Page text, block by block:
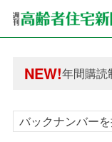
NEW!
年間購読
年間購読
高齢者
バックナンバー